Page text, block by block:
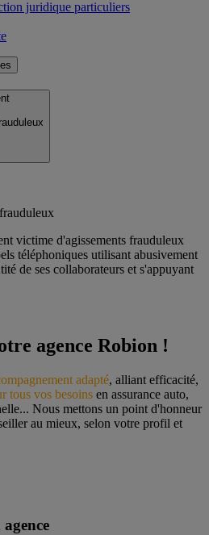
juridique particuliers
victime d'agissements frauduleux
téléphoniques utilisant abusivement
de ses collaborateurs et s'appuyant
agence Robion !
adapté, alliant efficacité,
tous vos besoins en assurance auto,
Nous mettons un point d'honneur
au mieux, selon votre profil et